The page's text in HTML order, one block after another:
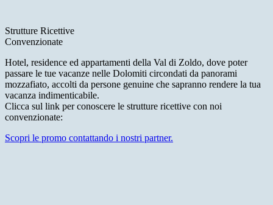
Strutture Ricettive
Convenzionate
Hotel, residence ed appartamenti della Val di Zoldo, dove poter
passare le tue vacanze nelle Dolomiti circondati da panorami
mozzafiato, accolti da persone genuine che sapranno rendere la tua
vacanza indimenticabile.
Clicca sul link per conoscere le strutture ricettive con noi
convenzionate:
Scopri le promo contattando i nostri partner.